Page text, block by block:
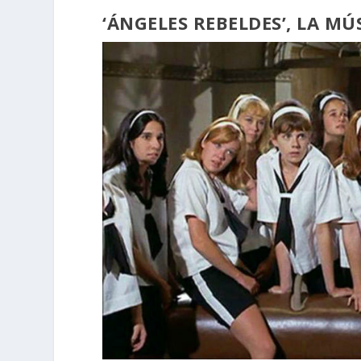
‘ÁNGELES REBELDES’, LA